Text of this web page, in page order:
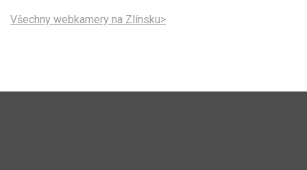
Všechny webkamery na Zlínsku>